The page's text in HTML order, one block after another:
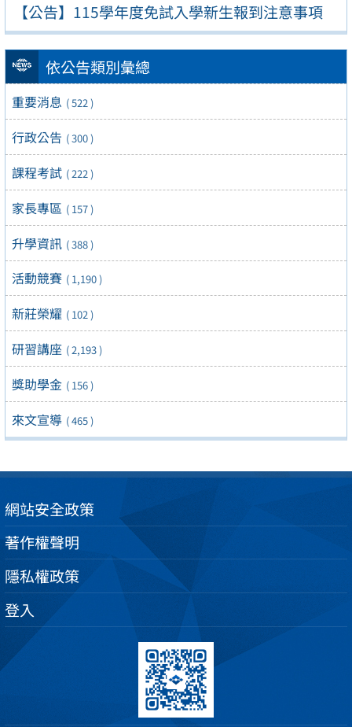
【公告】115學年度免試入學新生報到注意事項
依公告類別彙總
重要消息 ( 522 )
行政公告 ( 300 )
課程考試 ( 222 )
家長專區 ( 157 )
升學資訊 ( 388 )
活動競賽 ( 1,190 )
新莊榮耀 ( 102 )
研習講座 ( 2,193 )
獎助學金 ( 156 )
來文宣導 ( 465 )
網站安全政策
著作權聲明
隱私權政策
登入